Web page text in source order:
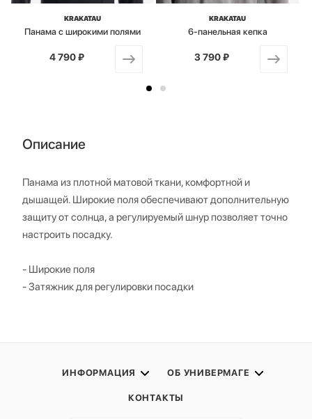
KRAKATAU
Панама с широкими полями
от
4 790 ₽
KRAKATAU
6-панельная кепка
от
3 790 ₽
Описание
Панама из плотной матовой ткани, комфортной и
дышащей. Широкие поля обеспечивают дополнительную
защиту от солнца, а регулируемый шнур позволяет точно
настроить посадку.
- Широкие поля
- Затяжник для регулировки посадки
ИНФОРМАЦИЯ ОБ УНИВЕРМАГЕ
КОНТАКТЫ